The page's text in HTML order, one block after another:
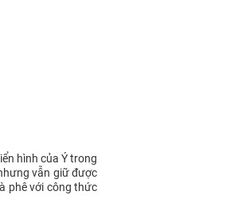
hình của Ý trong
vẫn giữ được
phê với công thức